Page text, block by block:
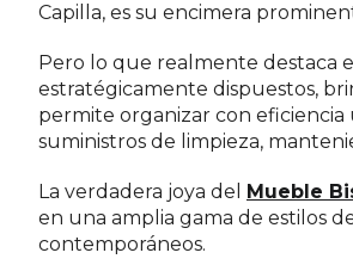
Capilla, es su encimera
Pero lo que realmente destaca
estratégicamente dispuestos,
permite organizar con
suministros de limpieza,
La verdadera joya del Mueble
en una amplia gama de estilos
contemporáneos.